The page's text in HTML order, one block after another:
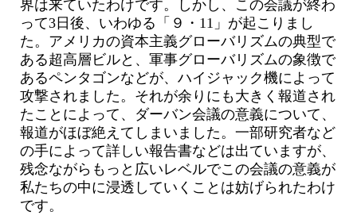
界は来ていたわけです。しかし、この会議が終わ
って3日後、いわゆる「９・11」が起こりまし
た。アメリカの資本主義グローバリズムの典型で
ある超高層ビルと、軍事グローバリズムの象徴で
あるペンタゴンなどが、ハイジャック機によって
攻撃されました。それが余りにも大きく報道され
たことによって、ダーバン会議の意義について、
報道がほぼ絶えてしまいました。一部研究者など
の手によって詳しい報告書などは出ていますが、
残念ながらもっと広いレベルでこの会議の意義が
私たちの中に浸透していくことは妨げられたわけ
です。